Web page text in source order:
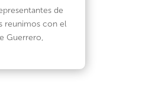
de
reunimos con el
Guerrero,